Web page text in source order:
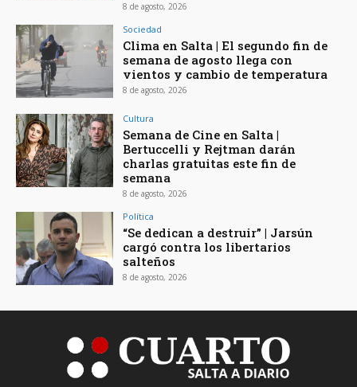
8 de agosto, 2026
Sociedad
Clima en Salta | El segundo fin de
semana de agosto llega con
vientos y cambio de temperatura
8 de agosto, 2026
Cultura
Semana de Cine en Salta |
Bertuccelli y Rejtman darán
charlas gratuitas este fin de
semana
8 de agosto, 2026
Política
“Se dedican a destruir” | Jarsún
cargó contra los libertarios
salteños
8 de agosto, 2026